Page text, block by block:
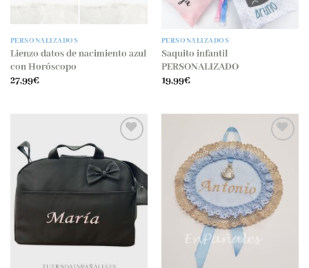
PERSONALIZADOS
Lienzo datos de nacimiento azul
con Horóscopo
27,99€
PERSONALIZADOS
Saquito infantil
PERSONALIZADO
19,99€